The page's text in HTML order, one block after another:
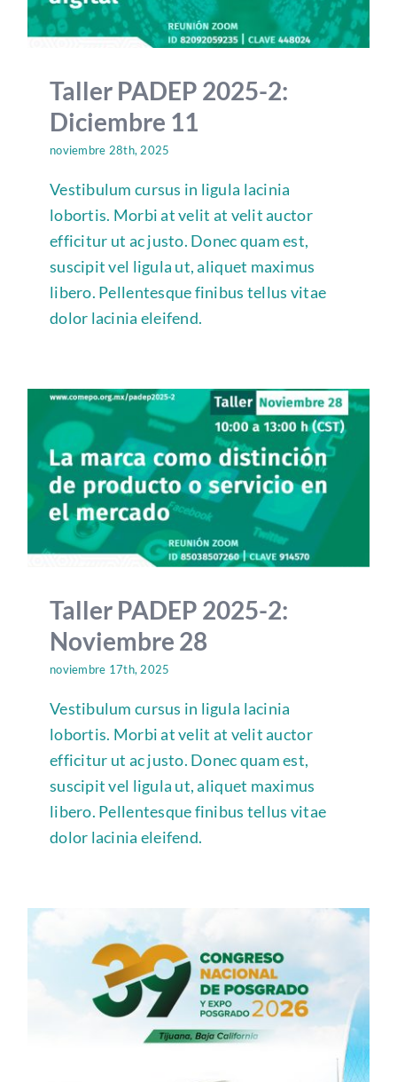
Taller PADEP 2025-2:
Diciembre 11
noviembre 28th, 2025
Vestibulum cursus in ligula lacinia
lobortis. Morbi at velit at velit auctor
efficitur ut ac justo. Donec quam est,
suscipit vel ligula ut, aliquet maximus
libero. Pellentesque finibus tellus vitae
dolor lacinia eleifend.
Taller PADEP 2025-2:
Noviembre 28
noviembre 17th, 2025
Vestibulum cursus in ligula lacinia
lobortis. Morbi at velit at velit auctor
efficitur ut ac justo. Donec quam est,
suscipit vel ligula ut, aliquet maximus
libero. Pellentesque finibus tellus vitae
dolor lacinia eleifend.